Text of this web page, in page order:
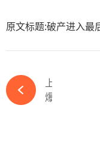
原文标题:破产进入最